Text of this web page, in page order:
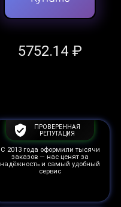
5752.14 ₽
ПРОВЕРЕННАЯ
РЕПУТАЦИЯ
С 2013 года оформили тысячи
заказов — нас ценят за
надёжность и самый удобный
сервис